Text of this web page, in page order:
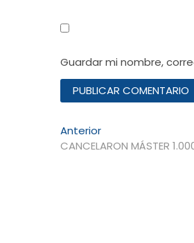
Guardar mi nombre,
Navegación
de
AnteriorEntrada
anterior:
CANCELARON MÁSTER